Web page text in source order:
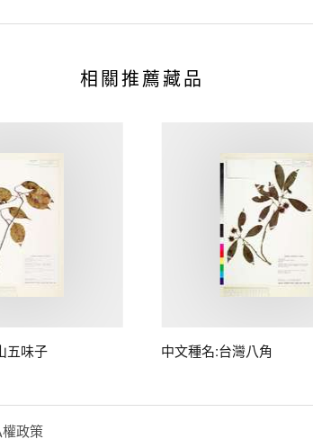
相關推薦藏品
五味子 中文種名:台灣八角
政策